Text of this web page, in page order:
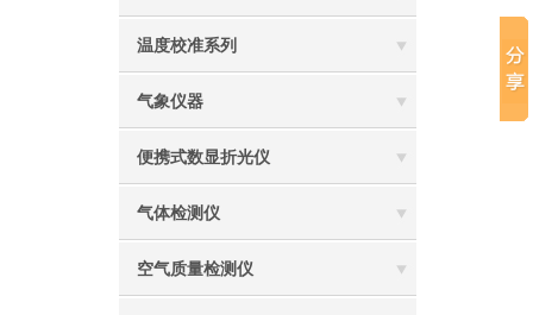
温度校准系列
气象仪器
便携式数显折光仪
气体检测仪
空气质量检测仪